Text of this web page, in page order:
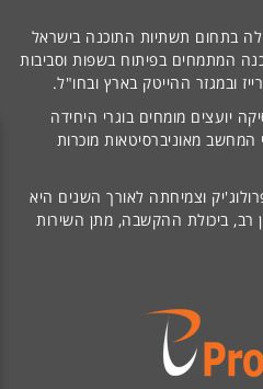
בתחום תשתיות התוכנה בישראל
700 מהנדסי תוכנה המתמחים בפיתוח בשפות וסביבות
ובמגזר ההייטק בארץ ובחו"ל.
בשנת 2007 ומעסיקה יועצים מומחים בוגרי היחידה
המחשב מאוניברסיטאות מוכרות
וצמיחתה לאורך השנים היא
רב, ביכולת ההקשבה, מתן השירות